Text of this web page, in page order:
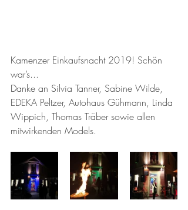
Kamenzer Einkaufsnacht 2019! Schön
war’s...
Danke an Silvia Tanner, Sabine Wilde,
EDEKA Peltzer, Autohaus Gühmann, Linda
Wippich, Thomas Träber sowie allen
mitwirkenden Models.